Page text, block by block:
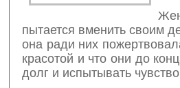
пытается вменить своим
она ради них
красотой и что они до
долг и испытывать